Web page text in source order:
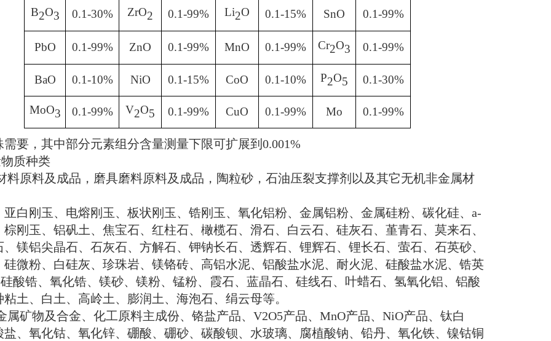
B2O3 0.1-30% ZrO2 0.1-99% Li2O 0.1-15% SnO 0.1-99%
PbO 0.1-99% ZnO 0.1-99% MnO 0.1-99% Cr2O3 0.1-99%
BaO 0.1-10% NiO 0.1-15% CoO 0.1-10% P2O5 0.1-30%
MoO3 0.1-99% V2O5 0.1-99% CuO 0.1-99% Mo 0.1-99%
需要，其中部分元素组分含量测量下限可扩展到 0.001%
质种类
料原料及成品，磨具磨料原料及成品，陶粒砂，石油压裂支撑剂以及其它无机非金属材
亚白刚玉、电熔刚玉、板状刚玉、锆刚玉、氧化铝粉、金属铝粉、金属硅粉、碳化硅、 a-
棕刚玉、铝矾土、焦宝石、红柱石、橄榄石、滑石、白云石、硅灰石、堇青石、莫来石、
、镁铝尖晶石、石灰石、方解石、钾钠长石、透辉石、锂辉石、锂长石、萤石、石英砂、
硅微粉、白硅灰、珍珠岩、镁铬砖、高铝水泥、铝酸盐水泥、耐火泥、硅酸盐水泥、锆英
酸锆、氧化锆、镁砂、镁粉、锰粉、霞石、蓝晶石、硅线石、叶蜡石、氢氧化铝、铝酸
粘土、白土、高岭土、膨润土、海泡石、绢云母等。
属矿物及合金、化工原料主成份、铬盐产品、 V2O5产品、 MnO产品、 NiO产品、钛白
盐、氧化钴、氧化锌、硼酸、硼砂、碳酸钡、水玻璃、腐植酸钠、铅丹、氧化铁、镍钴铜